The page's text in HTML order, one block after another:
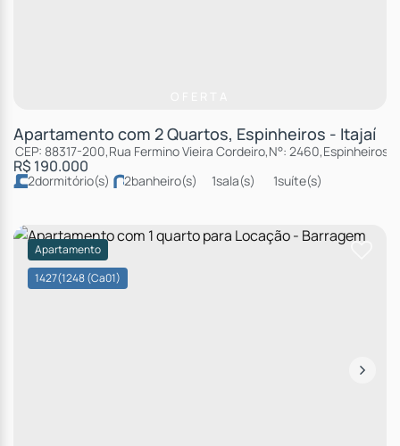
Apartamento com 2 Quartos, Espinheiros - Itajaí
R$ 190.000
CEP: 88317-200,Rua Fermino Vieira Cordeiro,N°: 2460,Espinheiros
2dormitório(s) 2banheiro(s) 1sala(s) 1suíte(s)
1427(1248 (Ca01)
Apartamento